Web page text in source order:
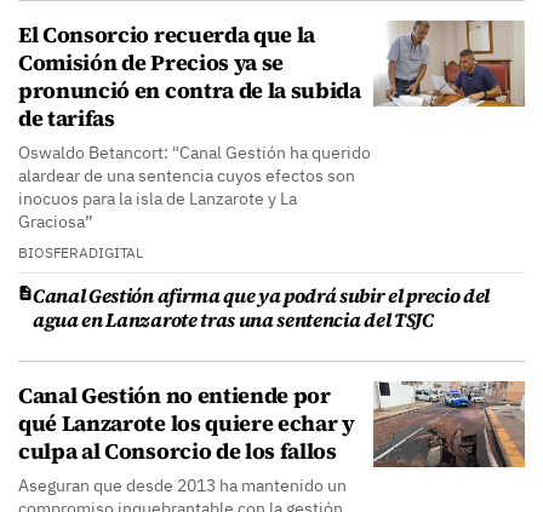
El Consorcio recuerda que la
Comisión de Precios ya se
pronunció en contra de la subida
de tarifas
Oswaldo Betancort: "Canal Gestión ha querido
alardear de una sentencia cuyos efectos son
inocuos para la isla de Lanzarote y La
Graciosa”
BIOSFERADIGITAL
Canal Gestión afirma que ya podrá subir el precio del
agua en Lanzarote tras una sentencia del TSJC
Canal Gestión no entiende por
qué Lanzarote los quiere echar y
culpa al Consorcio de los fallos
Aseguran que desde 2013 ha mantenido un